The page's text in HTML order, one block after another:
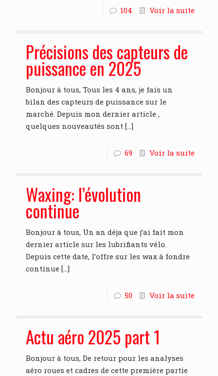
104 Voir la suite
Précisions des capteurs de
puissance en 2025
Bonjour à tous, Tous les 4 ans, je fais un
bilan des capteurs de puissance sur le
marché. Depuis mon dernier article ,
quelques nouveautés sont […]
69 Voir la suite
Waxing: l’évolution
continue
Bonjour à tous, Un an déja que j’ai fait mon
dernier article sur les lubrifiants vélo.
Depuis cette date, l’offre sur les wax à fondre
continue […]
50 Voir la suite
Actu aéro 2025 part 1
Bonjour à tous, De retour pour les analyses
aéro roues et cadres de cette première partie